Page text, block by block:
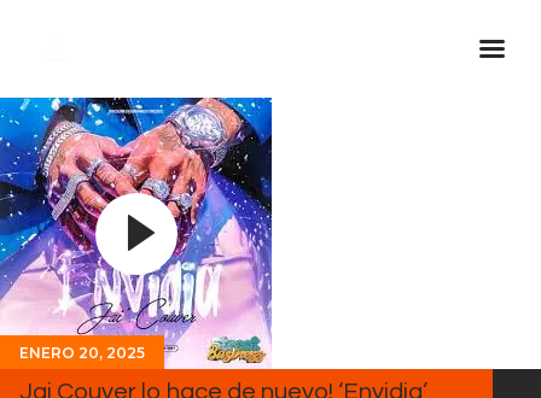
Inicio Real FM
Streaming
En Vivo
Descarga La APP
Programas
Noticias
ENERO 20, 2025
Jai Couver lo hace de nuevo! ‘Envidia’